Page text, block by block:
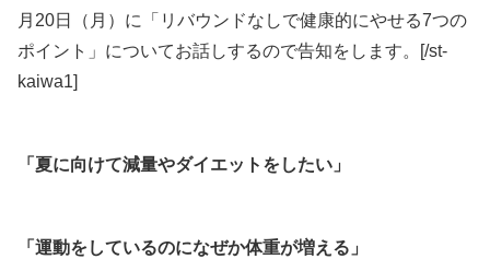
月20日（月）に「リバウンドなしで健康的にやせる7つの
ポイント」についてお話しするので告知をします。[/st-
kaiwa1]
「夏に向けて減量やダイエットをしたい」
「運動をしているのになぜか体重が増える」